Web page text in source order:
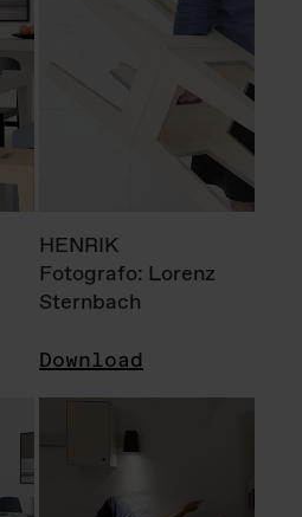
HENRIK
Fotografo: Lorenz
Sternbach
Download